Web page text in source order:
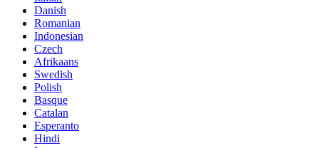
Danish
Romanian
Indonesian
Czech
Afrikaans
Swedish
Polish
Basque
Catalan
Esperanto
Hindi